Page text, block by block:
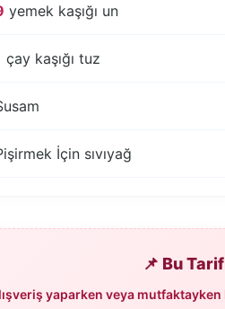
yemek kaşığı un
çay kaşığı tuz
İçin sıvıyağ
📌 Bu
yaparken veya